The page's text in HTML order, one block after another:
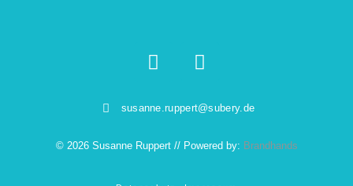
susanne.ruppert@subery.de
© 2026 Susanne Ruppert // Powered by: Brandhands